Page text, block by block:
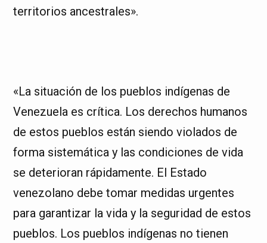
territorios ancestrales».
«La situación de los pueblos indígenas de
Venezuela es crítica. Los derechos humanos
de estos pueblos están siendo violados de
forma sistemática y las condiciones de vida
se deterioran rápidamente. El Estado
venezolano debe tomar medidas urgentes
para garantizar la vida y la seguridad de estos
pueblos. Los pueblos indígenas no tienen